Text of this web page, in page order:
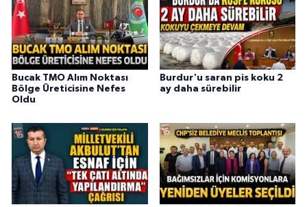
Bucak TMO Alım Noktası
Bölge Üreticisine Nefes
Oldu
Burdur'u saran pis koku 2
ay daha sürebilir